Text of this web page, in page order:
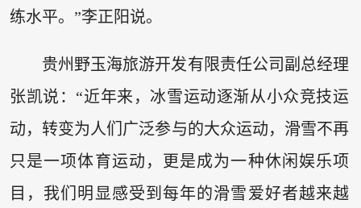
练水平。”李正阳说。
贵州野玉海旅游开发有限责任公司副总经理
张凯说：“近年来，冰雪运动逐渐从小众竞技运
动，转变为人们广泛参与的大众运动，滑雪不再
只是一项体育运动，更是成为一种休闲娱乐项
目，我们明显感受到每年的滑雪爱好者越来越